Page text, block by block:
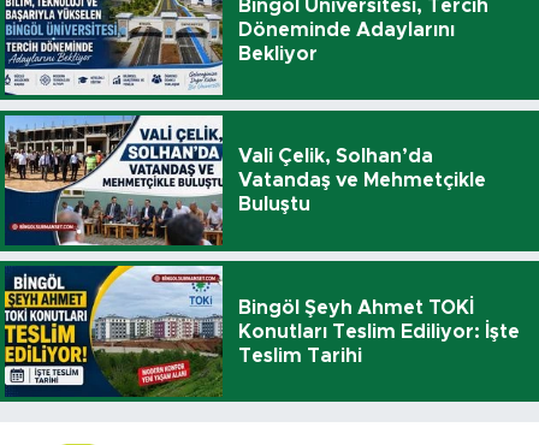
Bingöl Üniversitesi, Tercih
Döneminde Adaylarını
Bekliyor
Vali Çelik, Solhan’da
Vatandaş ve Mehmetçikle
Buluştu
Bingöl Şeyh Ahmet TOKİ
Konutları Teslim Ediliyor: İşte
Teslim Tarihi